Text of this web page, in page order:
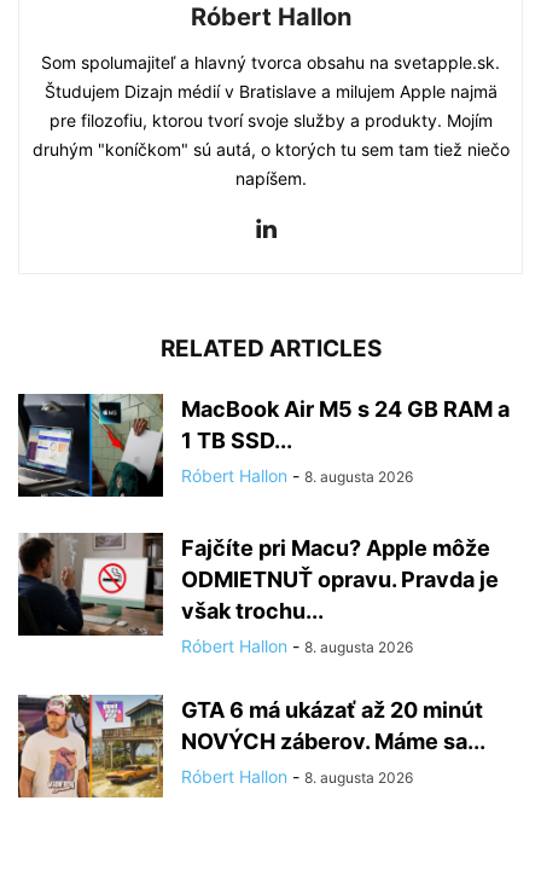
Róbert Hallon
Som spolumajiteľ a hlavný tvorca obsahu na svetapple.sk.
Študujem Dizajn médií v Bratislave a milujem Apple najmä
pre filozofiu, ktorou tvorí svoje služby a produkty. Mojím
druhým "koníčkom" sú autá, o ktorých tu sem tam tiež niečo
napíšem.
RELATED ARTICLES
MacBook Air M5 s 24 GB RAM a
1 TB SSD...
Róbert Hallon - 8. augusta 2026
Fajčíte pri Macu? Apple môže
ODMIETNUŤ opravu. Pravda je
však trochu...
Róbert Hallon - 8. augusta 2026
GTA 6 má ukázať až 20 minút
NOVÝCH záberov. Máme sa...
Róbert Hallon - 8. augusta 2026